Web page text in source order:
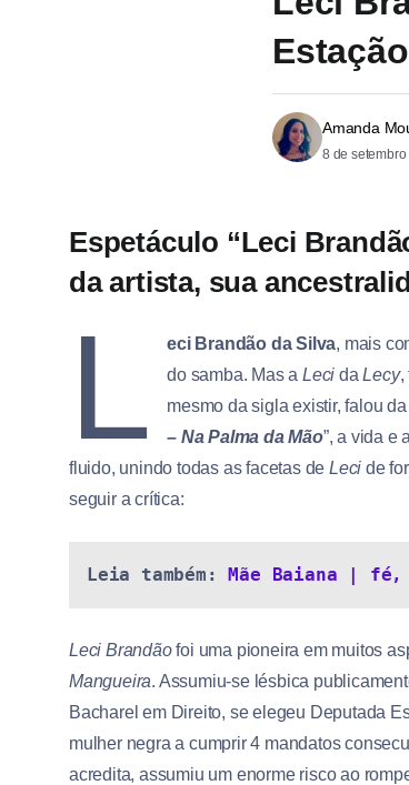
Amanda
8 de
Espetáculo “Leci
da artista, sua
L eci Brandão da Silva, mais
do samba. Mas aLecidaLecy,
mesmo da sigla existir, falou
– Na Palma da Mão”, a vida e
fluido, unindo todas as facetas deLecide
seguir a crítica:
Leia também: Mãe Baiana |
Leci Brandãofoi uma pioneira em muitos
Mangueira. Assumiu-se lésbica
Bacharel em Direito, se elegeu Deputada
mulher negra a cumprir 4 mandatos
acredita, assumiu um enorme risco ao